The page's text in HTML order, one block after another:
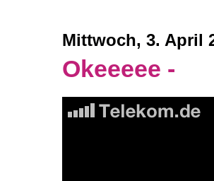
Mittwoch, 3. April
Okeeeee -